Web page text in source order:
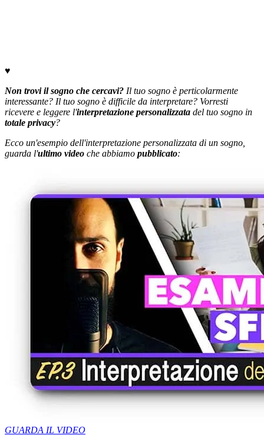
♥
Non trovi il sogno che cercavi? Il tuo sogno è perticolarmente
interessante? Il tuo sogno è difficile da interpretare? Vorresti
ricevere e leggere l'interpretazione personalizzata del tuo sogno in
totale privacy?
Ecco un'esempio dell'interpretazione personalizzata di un sogno,
guarda l'ultimo video che abbiamo pubblicato:
GUARDA IL VIDEO